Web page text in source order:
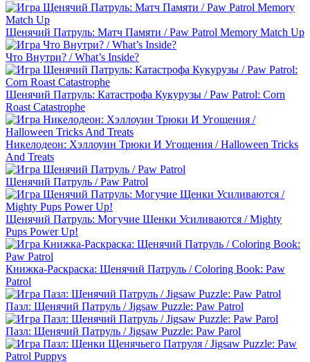
Щенячий Патруль: Матч Памяти / Paw Patrol Memory Match Up
Что Внутри? / What’s Inside?
Щенячий Патруль: Катастрофа Кукурузы / Paw Patrol: Corn
Roast Catastrophe
Никелодеон: Хэллоуин Трюки И Угощения / Halloween Tricks
And Treats
Щенячий Патруль / Paw Patrol
Щенячий Патруль: Могучие Щенки Усиливаются / Mighty
Pups Power Up!
Книжка-Раскраска: Щенячий Патруль / Coloring Book: Paw
Patrol
Пазл: Щенячий Патруль / Jigsaw Puzzle: Paw Patrol
Пазл: Щенячий Патруль / Jigsaw Puzzle: Paw Parol